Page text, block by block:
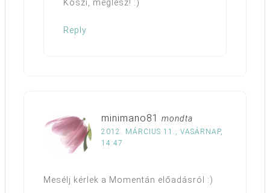
Köszi, meglesz! :)
Reply
minimano81 mondta
2012. MÁRCIUS 11., VASÁRNAP,
14:47
Mesélj kérlek a Momentán előadásról :)